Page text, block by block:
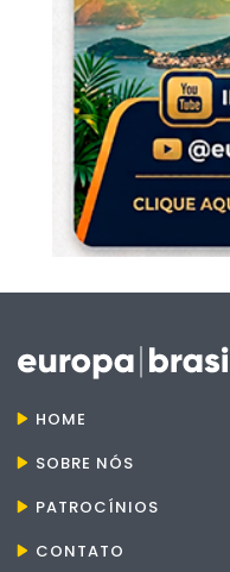
HOME
SOBRE NÓS
PATROCÍNIOS
CONTATO